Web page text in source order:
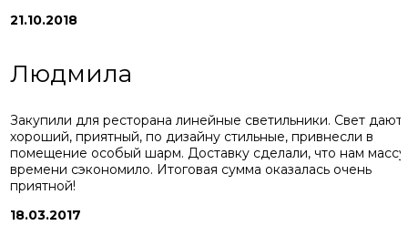
21.10.2018
Людмила
Закупили для ресторана линейные светильники. Свет дают
хороший, приятный, по дизайну стильные, привнесли в
помещение особый шарм. Доставку сделали, что нам массу
времени сэкономило. Итоговая сумма оказалась очень
приятной!
18.03.2017